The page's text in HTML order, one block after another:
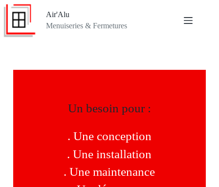
Air'Alu
Menuiseries & Fermetures
Un besoin pour :
. Une conception
. Une installation
. Une maintenance